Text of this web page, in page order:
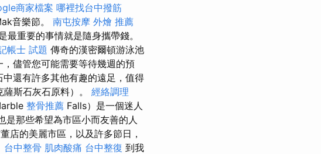
商家檔案 哪裡找台中撥筋
音樂節。 南屯按摩 外燴 推薦
重要的事情就是隨身攜帶錢。
帳士 試題 傳奇的漢密爾頓游泳池
儘管您可能需要等待幾週的預
中還有許多其他有趣的遠足，值得
斯石灰石原料）。 經絡調理
整骨推薦 Falls）是一個迷人
那些希望為市區小而友善的人
店的美麗市區，以及許多節日，
台中整骨 肌肉酸痛 台中整復 到我